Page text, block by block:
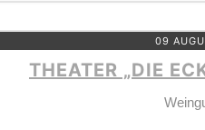
09
THEATER „DIE